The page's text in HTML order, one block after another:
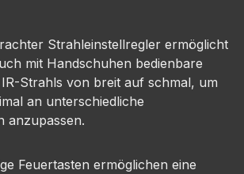
Strahleinstellregler ermöglicht
mit Handschuhen bedienbare
Strahls von breit auf schmal, um
an unterschiedliche
anzupassen.
Feuertasten ermöglichen eine